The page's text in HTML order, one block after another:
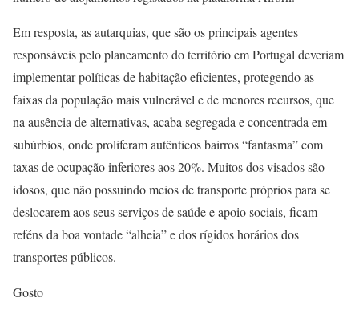
Em resposta, as autarquias, que são os principais agentes
responsáveis pelo planeamento do território em Portugal deveriam
implementar políticas de habitação eficientes, protegendo as
faixas da população mais vulnerável e de menores recursos, que
na ausência de alternativas, acaba segregada e concentrada em
subúrbios, onde proliferam autênticos bairros “fantasma” com
taxas de ocupação inferiores aos 20%. Muitos dos visados são
idosos, que não possuindo meios de transporte próprios para se
deslocarem aos seus serviços de saúde e apoio sociais, ficam
reféns da boa vontade “alheia” e dos rígidos horários dos
transportes públicos.
Gosto